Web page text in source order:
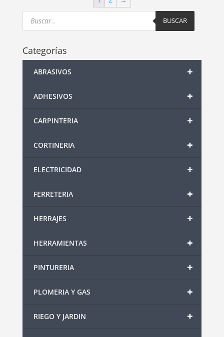
Products
search BUSCAR
Categorías
+
ABRASIVOS
+
ADHESIVOS
+
CARPINTERIA
+
CORTINERIA
+
ELECTRICIDAD
+
FERRETERIA
+
HERRAJES
+
HERRAMIENTAS
+
PINTURERIA
+
PLOMERIA Y GAS
+
RIEGO Y JARDIN